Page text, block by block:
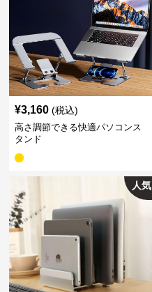
¥3,160 (税込)
高さ調節できる快適パソコンス
タンド
人気